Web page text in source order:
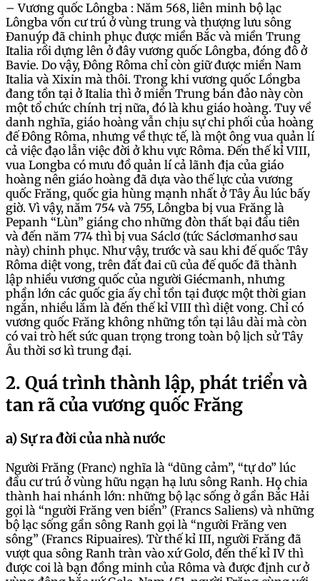
– Vương quốc Lôngba : Năm 568, liên minh bộ lạc
Lôngba vốn cư trú ở vùng trung và thượng lưu sông
Đanuýp đã chinh phục được miền Bắc và miền Trung
Italia rồi dựng lên ở đây vương quốc Lôngba, đóng đô ở
Bavie. Do vậy, Đông Rôma chỉ còn giữ được miền Nam
Italia và Xixin mà thôi. Trong khi vương quốc Lồngba
đang tồn tại ở Italia thì ở miền Trung bán đảo này còn
một tổ chức chính trị nữa, đó là khu giáo hoàng. Tuy về
danh nghĩa, giáo hoàng vẫn chịu sự chi phối của hoàng
đế Đông Rôma, nhưng về thực tế, là một ông vua quản lí
cả việc đạo lẫn việc đời ở khu vực Rôma. Đến thế kỉ VIII,
vua Longba có mưu đồ quản lí cả lãnh địa của giáo
hoàng nên giáo hoàng đã dựa vào thế lực của vương
quốc Frăng, quốc gia hùng mạnh nhất ở Tây Âu lúc bấy
giờ. Vì vậy, năm 754 và 755, Lôngba bị vua Frăng là
Pepanh “Lùn” giáng cho những đòn thất bại đầu tiên
và đến năm 774 thì bị vua Sáclơ (tức Sáclơmanhơ sau
này) chinh phục. Như vậy, trước và sau khi đế quốc Tây
Rôma diệt vong, trên đất đai cũ của đế quốc đã thành
lập nhiều vương quốc của người Giécmanh, nhưng
phần lớn các quốc gia ấy chỉ tồn tại được một thời gian
ngắn, nhiều lắm là đến thế kỉ VIII thì diệt vong. Chỉ có
vương quốc Frăng không những tồn tại lâu dài mà còn
có vai trò hết sức quan trọng trong toàn bộ lịch sử Tây
Âu thời sơ kì trung đại.
2. Quá trình thành lập, phát triển và
tan rã của vương quốc Frăng
a) Sự ra đời của nhà nước
Người Frăng (Franc) nghĩa là “dũng cảm”, “tự do” lúc
đầu cư trú ở vùng hữu ngạn hạ lưu sông Ranh. Họ chia
thành hai nhánh lớn: những bộ lạc sống ở gần Bắc Hải
gọi là “người Frăng ven biển” (Francs Saliens) và những
bộ lạc sống gần sông Ranh gọi là “người Frăng ven
sông” (Francs Ripuaires). Từ thế kỉ III, người Frăng đã
vượt qua sông Ranh tràn vào xứ Golơ, đến thế kỉ IV thì
được coi là bạn đồng minh của Rôma và được định cư ở